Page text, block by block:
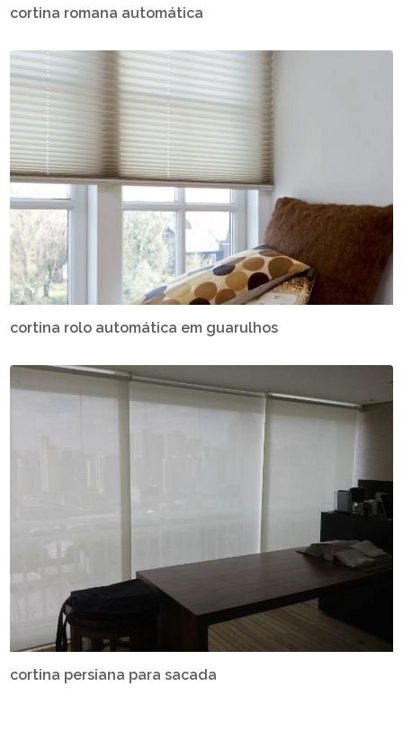
cortina romana automática
cortina rolo automática em guarulhos
cortina persiana para sacada